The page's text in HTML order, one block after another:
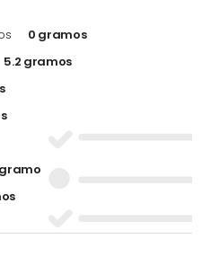
0 gramos
5.2 gramos